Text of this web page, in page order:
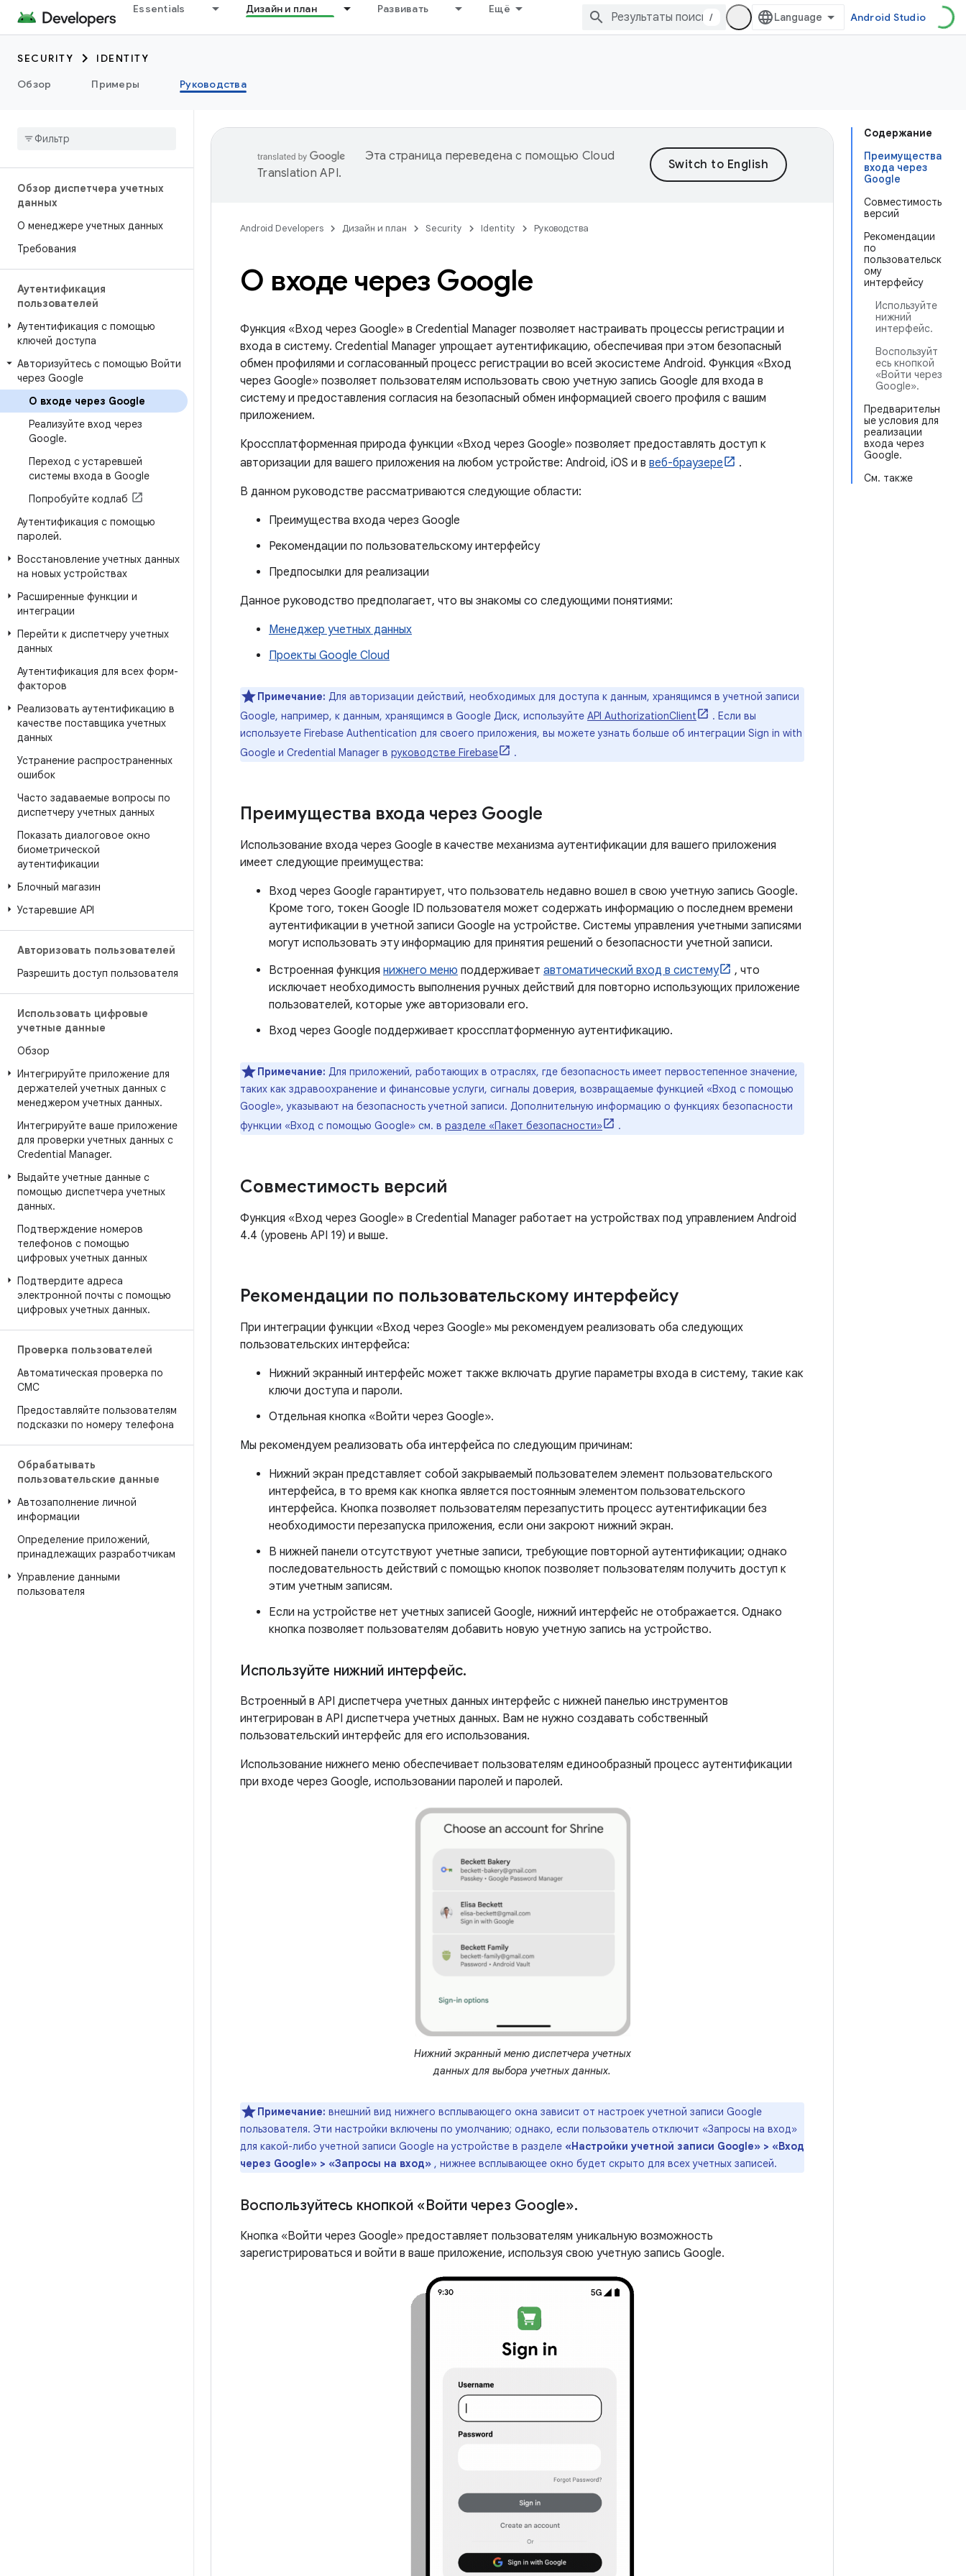
Essentials Дизайн и план Развивать Ещё
/ Android Studio
SECURITY
IDENTITY
Обзор
Примеры Руководства
Обзор диспетчера учетных
данных
О менеджере учетных данных
Требования
Аутентификация
пользователей
Аутентификация с помощью
ключей доступа
Авторизуйтесь с помощью Войти
через Google
О входе через Google
Реализуйте вход через
Google.
Переход с устаревшей
системы входа в Google
Попробуйте кодлаб
Аутентификация с помощью
паролей.
Восстановление учетных данных
на новых устройствах
Расширенные функции и
интеграции
Перейти к диспетчеру учетных
данных
Аутентификация для всех форм-
факторов
Реализовать аутентификацию в
качестве поставщика учетных
данных
Устранение распространенных
ошибок
Часто задаваемые вопросы по
диспетчеру учетных данных
Показать диалоговое окно
биометрической
аутентификации
Блочный магазин
Устаревшие API
Авторизовать пользователей
Разрешить доступ пользователя
Использовать цифровые
учетные данные
Обзор
Интегрируйте приложение для
держателей учетных данных с
менеджером учетных данных.
Интегрируйте ваше приложение
для проверки учетных данных с
Credential Manager.
Выдайте учетные данные с
помощью диспетчера учетных
данных.
Подтверждение номеров
телефонов с помощью
цифровых учетных данных
Подтвердите адреса
электронной почты с помощью
цифровых учетных данных.
Проверка пользователей
Автоматическая проверка по
СМС
Предоставляйте пользователям
подсказки по номеру телефона
Обрабатывать
пользовательские данные
Автозаполнение личной
информации
Определение приложений,
принадлежащих разработчикам
Управление данными
пользователя
Содержание
Преимущества
входа через
Google
Совместимость
версий
Рекомендации
по
пользовательск
ому
интерфейсу
Используйте
нижний
интерфейс.
Воспользуйт
есь кнопкой
«Войти через
Google».
Предварительн
ые условия для
реализации
входа через
Google.
См. также
Эта страница переведена с помощью Cloud
Translation API.
Android Developers Дизайн и план Security Identity Руководства
О входе через Google
Функция «Вход через Google» в Credential Manager позволяет настраивать процессы регистрации и
входа в систему. Credential Manager упрощает аутентификацию, обеспечивая при этом безопасный
обмен профилями и согласованный процесс регистрации во всей экосистеме Android. Функция «Вход
через Google» позволяет пользователям использовать свою учетную запись Google для входа в
систему и предоставления согласия на безопасный обмен информацией своего профиля с вашим
приложением.
Кроссплатформенная природа функции «Вход через Google» позволяет предоставлять доступ к
авторизации для вашего приложения на любом устройстве: Android, iOS и в веб-браузере
.
В данном руководстве рассматриваются следующие области:
Преимущества входа через Google
Рекомендации по пользовательскому интерфейсу
Предпосылки для реализации
Данное руководство предполагает, что вы знакомы со следующими понятиями:
Менеджер учетных данных
Проекты Google Cloud
Примечание: Для авторизации действий, необходимых для доступа к данным, хранящимся в учетной записи
Google, например, к данным, хранящимся в Google Диск, используйте API AuthorizationClient
. Если вы
используете Firebase Authentication для своего приложения, вы можете узнать больше об интеграции Sign in with
Google и Credential Manager в руководстве Firebase .
Преимущества входа через Google
Использование входа через Google в качестве механизма аутентификации для вашего приложения
имеет следующие преимущества:
Вход через Google гарантирует, что пользователь недавно вошел в свою учетную запись Google.
Кроме того, токен Google ID пользователя может содержать информацию о последнем времени
аутентификации в учетной записи Google на устройстве. Системы управления учетными записями
могут использовать эту информацию для принятия решений о безопасности учетной записи.
Встроенная функция нижнего меню поддерживает автоматический вход в систему
, что
исключает необходимость выполнения ручных действий для повторно использующих приложение
пользователей, которые уже авторизовали его.
Вход через Google поддерживает кроссплатформенную аутентификацию.
Примечание: Для приложений, работающих в отраслях, где безопасность имеет первостепенное значение,
таких как здравоохранение и финансовые услуги, сигналы доверия, возвращаемые функцией «Вход с помощью
Google», указывают на безопасность учетной записи. Дополнительную информацию о функциях безопасности
функции «Вход с помощью Google» см. в разделе «Пакет безопасности» .
Совместимость версий
Функция «Вход через Google» в Credential Manager работает на устройствах под управлением Android
4.4 (уровень API 19) и выше.
Рекомендации по пользовательскому интерфейсу
При интеграции функции «Вход через Google» мы рекомендуем реализовать оба следующих
пользовательских интерфейса:
Нижний экранный интерфейс может также включать другие параметры входа в систему, такие как
ключи доступа и пароли.
Отдельная кнопка «Войти через Google».
Мы рекомендуем реализовать оба интерфейса по следующим причинам:
Нижний экран представляет собой закрываемый пользователем элемент пользовательского
интерфейса, в то время как кнопка является постоянным элементом пользовательского
интерфейса. Кнопка позволяет пользователям перезапустить процесс аутентификации без
необходимости перезапуска приложения, если они закроют нижний экран.
В нижней панели отсутствуют учетные записи, требующие повторной аутентификации; однако
последовательность действий с помощью кнопок позволяет пользователям получить доступ к
этим учетным записям.
Если на устройстве нет учетных записей Google, нижний интерфейс не отображается. Однако
кнопка позволяет пользователям добавить новую учетную запись на устройство.
Используйте нижний интерфейс.
Встроенный в API диспетчера учетных данных интерфейс с нижней панелью инструментов
интегрирован в API диспетчера учетных данных. Вам не нужно создавать собственный
пользовательский интерфейс для его использования.
Использование нижнего меню обеспечивает пользователям единообразный процесс аутентификации
при входе через Google, использовании паролей и паролей.
Нижний экранный меню диспетчера учетных
данных для выбора учетных данных.
Примечание: внешний вид нижнего всплывающего окна зависит от настроек учетной записи Google
пользователя. Эти настройки включены по умолчанию; однако, если пользователь отключит «Запросы на вход»
для какой-либо учетной записи Google на устройстве в разделе «Настройки учетной записи Google» > «Вход
через Google» > «Запросы на вход» , нижнее всплывающее окно будет скрыто для всех учетных записей.
Воспользуйтесь кнопкой «Войти через Google».
Кнопка «Войти через Google» предоставляет пользователям уникальную возможность
зарегистрироваться и войти в ваше приложение, используя свою учетную запись Google.